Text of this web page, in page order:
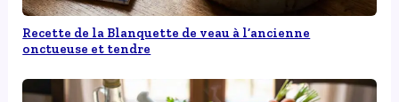
Recette de la Blanquette de veau à l’ancienne
onctueuse et tendre